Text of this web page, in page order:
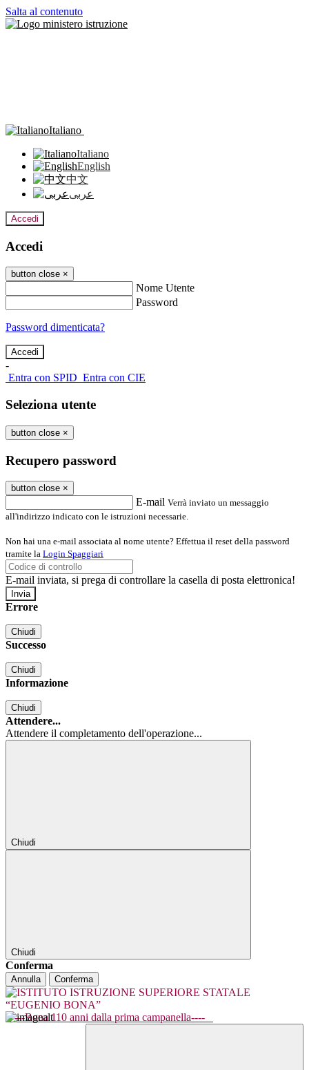
Salta al contenuto
Italiano
Italiano
English
中文
عربى
Accedi
Accedi
button close ×
Nome Utente
Password
Password dimenticata?
-
Entra con SPID Entra con CIE
Seleziona utente
button close ×
Recupero password
button close ×
E-mail Verrà inviato un messaggio
all'indirizzo indicato con le istruzioni necessarie.
Non hai una e-mail associata al nome utente? Effettua il reset della password
tramite la Login Spaggiari
E-mail inviata, si prega di controllare la casella di posta elettronica!
Errore
Chiudi
Successo
Chiudi
Informazione
Chiudi
Attendere...
Attendere il completamento dell'operazione...
Chiudi
Chiudi
Conferma
Annulla Conferma
----Bona 110 anni dalla prima campanella----